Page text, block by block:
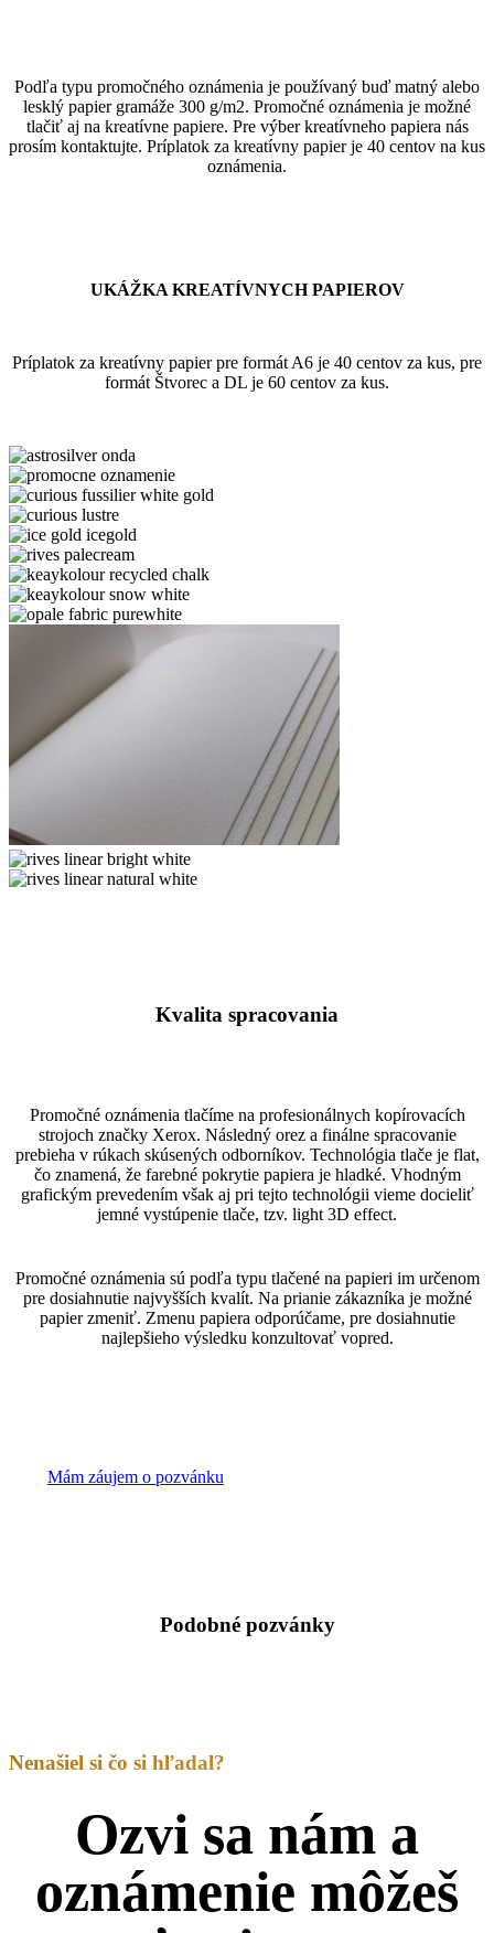
Podľa typu promočného oznámenia je používaný buď matný alebo
lesklý papier gramáže 300 g/m2. Promočné oznámenia je možné
tlačiť aj na kreatívne papiere. Pre výber kreatívneho papiera nás
prosím kontaktujte. Príplatok za kreatívny papier je 40 centov na kus
oznámenia.
UKÁŽKA KREATÍVNYCH PAPIEROV
Príplatok za kreatívny papier pre formát A6 je 40 centov za kus, pre
formát Štvorec a DL je 60 centov za kus.
astrosilver
onda
astrosilver-
orion
curious
fussilier
white
gold
curious
lustre
ice
gold
icegold
rives
palecream
keaykolour
recycled
keaykolour
rives
design
rives
Kvalita spracovania
Promočné oznámenia tlačíme na profesionálnych kopírovacích
strojoch značky Xerox. Následný orez a finálne spracovanie
prebieha v rúkach skúsených odborníkov. Technológia tlače je flat,
čo znamená, že farebné pokrytie papiera je hladké. Vhodným
grafickým prevedením však aj pri tejto technológii vieme docieliť
jemné vystúpenie tlače, tzv. light 3D effect.
Promočné oznámenia sú podľa typu tlačené na papieri im určenom
pre dosiahnutie najvyšších kvalít. Na prianie zákazníka je možné
papier zmeniť. Zmenu papiera odporúčame, pre dosiahnutie
najlepšieho výsledku konzultovať vopred.
Mám záujem o pozvánku
Podobné pozvánky
Nenašiel si čo si hľadal?
Ozvi sa nám a
oznámenie môžeš